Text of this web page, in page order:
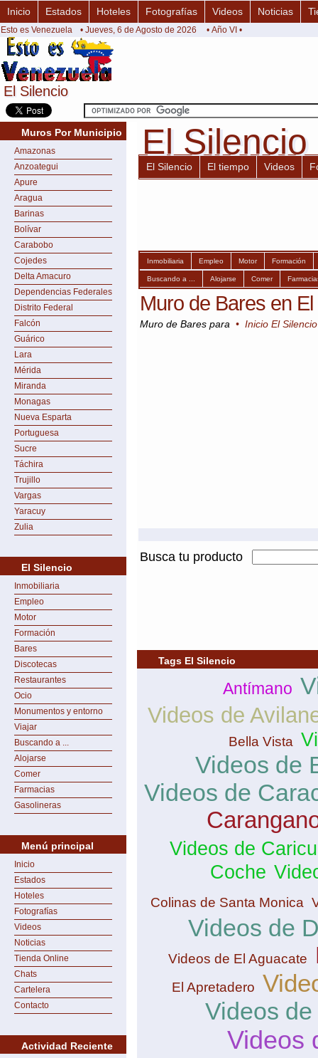
El Silencio
El Silencio
Inicio Estados Hoteles Fotografías Videos Noticias
Esto es Venezuela • Jueves, 6 de Agosto de 2026 • Año VI •
Muros Por Municipio
Amazonas
Anzoategui
Apure
Aragua
Barinas
Bolívar
Carabobo
Cojedes
Delta Amacuro
Dependencias Federales
Distrito Federal
Falcón
Guárico
Lara
Mérida
Miranda
Monagas
Nueva Esparta
Portuguesa
Sucre
Táchira
Trujillo
Vargas
Yaracuy
Zulia
El Silencio
Inmobiliaria
Empleo
Motor
Formación
Bares
Discotecas
Restaurantes
Ocio
Monumentos y entorno
Viajar
Buscando a ...
Alojarse
Comer
Farmacias
Gasolineras
Menú principal
Inicio
Estados
Hoteles
Fotografías
Videos
Noticias
Tienda Online
Chats
Cartelera
Contacto
Actividad Reciente
El Silencio
El Silencio
El Silencio El tiempo Videos
Inmobiliaria Empleo Motor Formación
Buscando a ... Alojarse Comer
Muro de Bares en El
Muro de Bares para • Inicio El Silencio
Busca tu producto
Tags El Silencio
Antímano
Videos de
Bella Vista
Videos de
Videos de
Videos de
Coche
Colinas de Santa Monica
Videos de
Videos de El Aguacate
El Apretadero
Videos
Videos